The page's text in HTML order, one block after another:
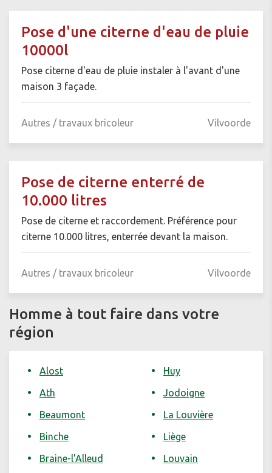
Pose d'une citerne d'eau de pluie
10000l
Pose citerne d'eau de pluie instaler à l'avant d'une
maison 3 façade.
Autres / travaux bricoleur Vilvoorde
Pose de citerne enterré de
10.000 litres
Pose de citerne et raccordement. Préférence pour
citerne 10.000 litres, enterrée devant la maison.
Autres / travaux bricoleur Vilvoorde
Homme à tout faire dans votre
région
Alost
Ath
Beaumont
Binche
Braine-l'Alleud
Huy
Jodoigne
La Louvière
Liège
Louvain